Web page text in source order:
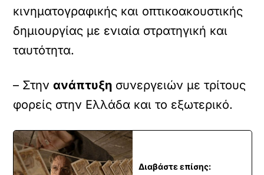
κινηματογραφικής και οπτικοακουστικής
δημιουργίας με ενιαία στρατηγική και
ταυτότητα.
– Στηνανάπτυξη συνεργειών με τρίτους
φορείς στην Ελλάδα και το εξωτερικό.
Διαβάστε επίσης: